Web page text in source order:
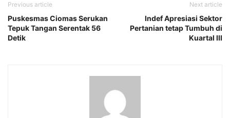
Previous article
Puskesmas Ciomas Serukan
Tepuk Tangan Serentak 56
Detik
Next article
Indef Apresiasi Sektor
Pertanian tetap Tumbuh di
Kuartal III